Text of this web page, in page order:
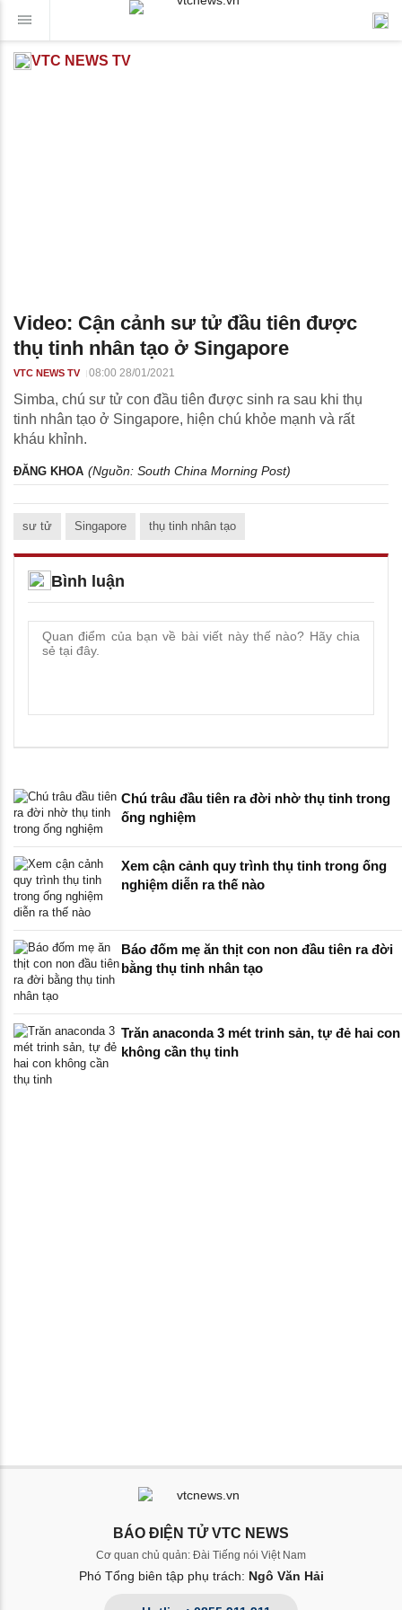
VTC NEWS TV
Video: Cận cảnh sư tử đầu tiên được
thụ tinh nhân tạo ở Singapore
VTC NEWS TV 08:00 28/01/2021
Simba, chú sư tử con đầu tiên được sinh ra sau khi thụ
tinh nhân tạo ở Singapore, hiện chú khỏe mạnh và rất
kháu khỉnh.
ĐĂNG KHOA (Nguồn: South China Morning Post)
sư tử Singapore thụ tinh nhân tạo
Bình luận
Chú trâu đầu tiên ra đời nhờ thụ tinh trong
ống nghiệm
Xem cận cảnh quy trình thụ tinh trong ống
nghiệm diễn ra thế nào
Báo đốm mẹ ăn thịt con non đầu tiên ra đời
bằng thụ tinh nhân tạo
Trăn anaconda 3 mét trinh sản, tự đẻ hai con
không cần thụ tinh
BÁO ĐIỆN TỬ VTC NEWS
Cơ quan chủ quản: Đài Tiếng nói Việt Nam
Phó Tổng biên tập phụ trách: Ngô Văn Hải